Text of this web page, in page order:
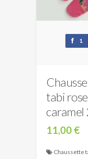
1
tabi
11,00 €
Chaussette